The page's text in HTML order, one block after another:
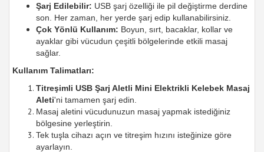
Şarj Edilebilir: USB şarj özelliği ile pil değiştirme derdine
son. Her zaman, her yerde şarj edip kullanabilirsiniz.
Çok Yönlü Kullanım: Boyun, sırt, bacaklar, kollar ve
ayaklar gibi vücudun çeşitli bölgelerinde etkili masaj
sağlar.
Kullanım Talimatları:
Titreşimli USB Şarj Aletli Mini Elektrikli Kelebek Masaj
Aleti'ni tamamen şarj edin.
Masaj aletini vücudunuzun masaj yapmak istediğiniz
bölgesine yerleştirin.
Tek tuşla cihazı açın ve titreşim hızını isteğinize göre
ayarlayın.